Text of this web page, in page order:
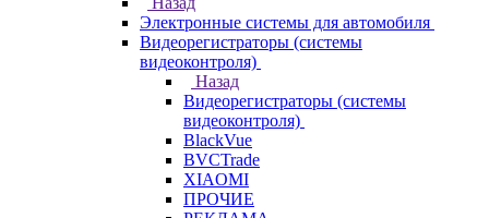
Электронные системы для автомобиля
Видеорегистраторы (системы
видеоконтроля)
Назад
Видеорегистраторы (системы
видеоконтроля)
BlackVue
BVCTrade
XIAOMI
ПРОЧИЕ